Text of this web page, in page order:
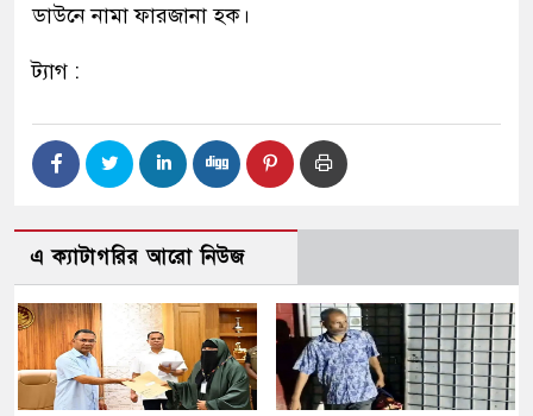
ডাউনে নামা ফারজানা হক।
ট্যাগ :
এ ক্যাটাগরির আরো নিউজ